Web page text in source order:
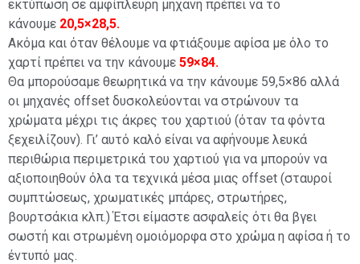
εκτύπωση σε αμφίπλευρη μηχανή πρέπει να το
κάνουμε 20,5×28,5.
Ακόμα και όταν θέλουμε να φτιάξουμε αφίσα με όλο το
χαρτί πρέπει να την κάνουμε 59×84.
Θα μπορούσαμε θεωρητικά να την κάνουμε 59,5×86 αλλά
οι μηχανές offset δυσκολεύονται να στρώνουν τα
χρώματα μέχρι τις άκρες του χαρτιού (όταν τα φόντα
ξεχειλίζουν). Γι’ αυτό καλό είναι να αφήνουμε λευκά
περιθώρια περιμετρικά του χαρτιού για να μπορούν να
αξιοποιηθούν όλα τα τεχνικά μέσα μιας offset (σταυροί
συμπτώσεως, χρωματικές μπάρες, στρωτήρες,
βουρτσάκια κλπ.) Έτσι είμαστε ασφαλείς ότι θα βγει
σωστή και στρωμένη ομοιόμορφα στο χρώμα η αφίσα ή το
έντυπό μας.